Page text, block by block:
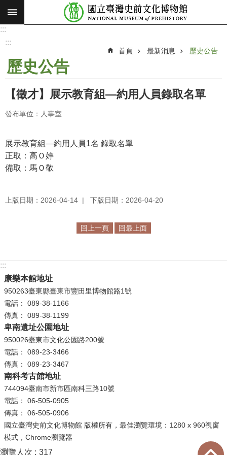
跳到主要內容區塊
搜
願
景
使
命
新
消
息
觀
索
認
識
我
們
便
民
服
務
性
別
:::
:::
首頁 最新消息 歷史公告
歷史公告
【徵才】展示教育組—約用人員錄取名單
發布單位：人事室
展示教育組—約用人員1名 錄取名單
正取：高Ｏ婷
備取：馬Ｏ敬
上版日期：2026-04-14 下版日期：2026-04-20
回上一頁 回最上面
:::
康樂本館地址
950263臺東縣臺東市豐田里博物館路1號
電話： 089-38-1166
傳真： 089-38-1199
卑南遺址公園地址
950026臺東市文化公園路200號
電話： 089-23-3466
傳真： 089-23-3467
南科考古館地址
744094臺南市新市區南科三路10號
電話： 06-505-0905
傳真： 06-505-0906
國立臺灣史前文化博物館 版權所有，最佳瀏覽環境：1280 x 960視窗
模式，Chrome瀏覽器
瀏覽人次 317